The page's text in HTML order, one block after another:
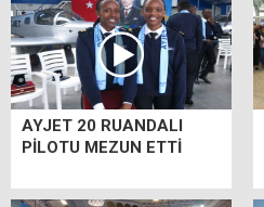
AYJET 20 RUANDALI
PİLOTU MEZUN ETTİ